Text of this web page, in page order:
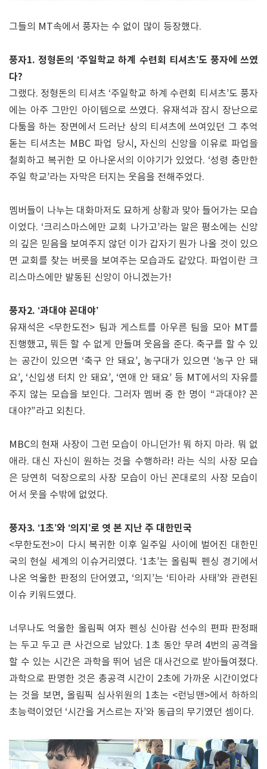
그들의 MT속에서 풍자는 수 없이 많이 등장했다.
풍자1. 정형돈의 ‘주일학교 하계 수련회 티셔츠’도 풍자에 쓰였
다?
그랬다. 정형돈의 티셔츠 ‘주일학교 하계 수련회 티셔츠’도 풍자
에는 아주 그만인 아이템으로 쓰였다. 유재석과 잠시 장난으로
다툼을 하는 장면에서 드러난 상의 티셔츠에 쓰여있던 그 추억
돋는 티셔츠는 MBC 파업 당시, 자신의 신앙을 이유로 파업을
철회하고 복귀한 모 아나운서의 이야기가 있었다. ‘성령 충만한
주일 학교’라는 자막은 터지는 웃음을 전해주었다.
멤버들이 나누는 대화마저도 묘하게 상황과 맞아 들어가는 모습
이었다. ‘크리스마스에만 교회 나가고’라는 말은 평소에는 신앙
의 깊은 믿음을 보여주지 않던 이가 갑자기 뭔가 나올 것이 있으
면 교회를 찾는 버릇을 보여주는 모습과도 같았다. 파업이란 크
리스마스에만 발동된 신앙이 아니겠는가!
풍자2. ‘과대야 꼰대야’
유재석은 <무한도전> 팀과 게스트를 아우른 팀을 모아 MT를
진행했고, 뭐든 할 수 없게 만들며 웃음을 준다. 축구를 할 수 있
는 공간이 있으면 ‘축구 안 돼요’, 농구대가 있으면 ‘농구 안 돼
요’, ‘신입생 터치 안 돼요’, ‘연애 안 돼요’ 등 MT에서의 자유를
주지 않는 모습을 보인다. 그러자 멤버 중 한 명이 “과대야? 꼰
대야?”라고 외친다.
MBC의 현재 사장이 그런 모습이 아니던가! 뭐 하지 마라. 뭐 없
애라. 대신 자신이 원하는 것을 수행하라! 라는 식의 사장 모습
은 당연히 덕장으로의 사장 모습이 아닌 꼰대로의 사장 모습이
어서 웃을 수밖에 없었다.
풍자3. ‘1초’와 ‘의지’로 엿 본 지난 주 대한민국
<무한도전>이 다시 복귀한 이후 일주일 사이에 벌어진 대한민
국의 현실 세계의 이슈거리였다. ‘1초’는 올림픽 펜싱 경기에서
나온 억울한 판정의 단어였고, ‘의지’는 ‘티아라 사태’와 관련된
이슈 키워드였다.
너무나도 억울한 올림픽 여자 펜싱 신아람 선수의 편파 판정패
는 두고 두고 큰 사건으로 남았다. 1초 동안 무려 4번의 공격을
할 수 있는 시간은 과학을 뛰어 넘은 대사건으로 받아들여졌다.
과학으로 판명한 것은 총공격 시간이 2초에 가까운 시간이었다
는 것을 보면, 올림픽 심사위원의 1초는 <런닝맨>에서 하하의
초능력이었던 ‘시간을 거스르는 자’와 동급의 무기였던 셈이다.